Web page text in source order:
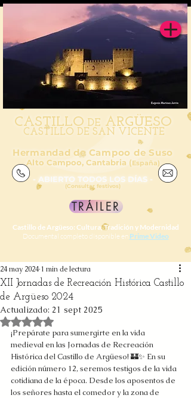
CASTILLO DE ARGÜESO
CASTILLO DE SAN VICENTE
Hermandad de Campoo de Suso
Alto Campoo, Cantabria (España)
- ABIERTO TODOS LOS DÍAS -
(Consultar festivos)
TRÁILER
Castillo de Argüeso: Cultura, Tradición y Modernidad
Documental completo disponible en Prime Video
XII Jornadas de Recreación Histórica Castillo
de Argüeso 2024
24 may 2024 1 min de lectura
Actualizado: 21 sept 2025
Obtuvo NaN de 5 estrellas.
¡Prepárate para sumergirte en la vida
medieval en las Jornadas de Recreación
Histórica del Castillo de Argüeso! 🏰✨ En su
edición número 12, seremos testigos de la vida
cotidiana de la época. Desde los aposentos de
los señores hasta el comedor y la zona de